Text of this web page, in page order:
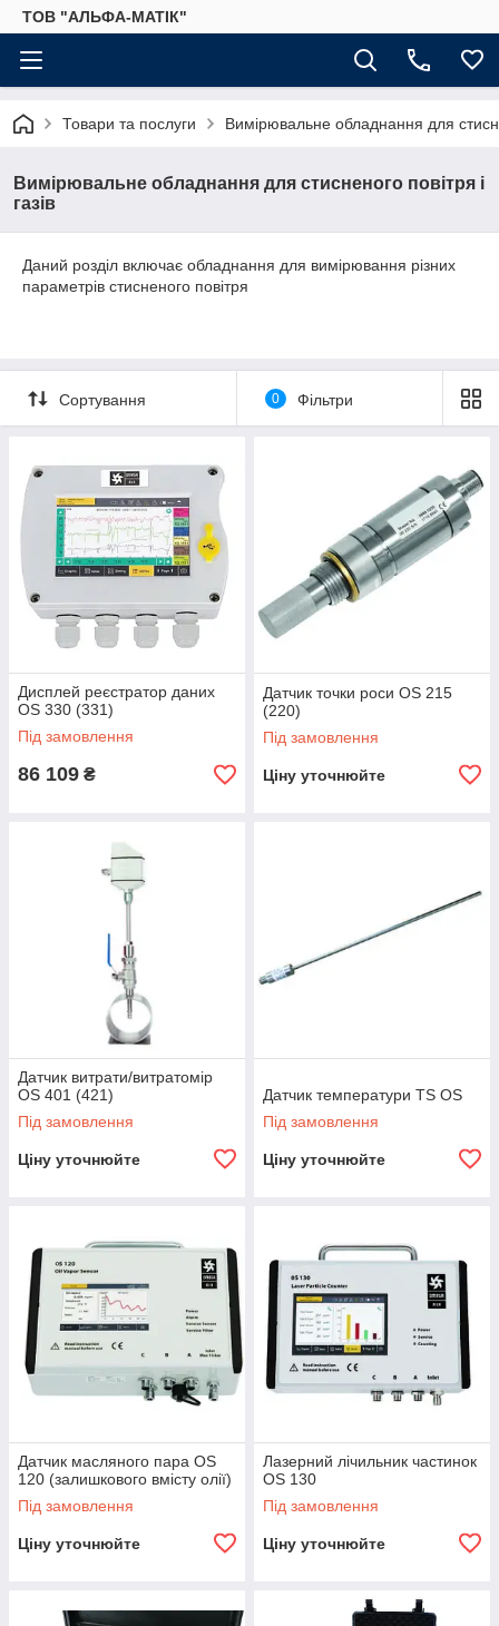
ТОВ "АЛЬФА-МАТІК"
Товари та послуги Вимірювальне обладнання для
Вимірювальне обладнання для стисненого повітря і
газів
Даний розділ включає обладнання для вимірювання різних
параметрів стисненого повітря
Сортування 0 Фільтри
Дисплей реєстратор даних
OS 330 (331)
Під замовлення
86 109 ₴
Датчик точки роси OS 215
(220)
Під замовлення
Ціну уточнюйте
Датчик витрати/витратомір
OS 401 (421)
Під замовлення
Ціну уточнюйте
Датчик температури TS OS
Під замовлення
Ціну уточнюйте
Датчик масляного пара OS
120 (залишкового вмісту олії)
Під замовлення
Ціну уточнюйте
Лазерний лічильник частинок
OS 130
Під замовлення
Ціну уточнюйте